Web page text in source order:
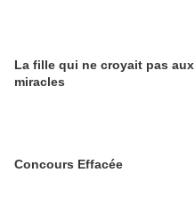
La fille qui ne croyait pas aux
miracles
Concours Effacée